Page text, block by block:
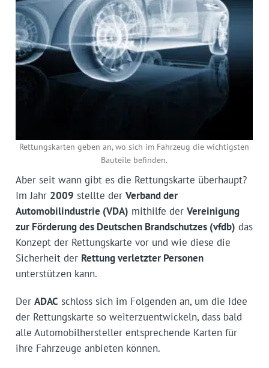
Rettungskarten geben an, wo sich im Fahrzeug die wichtigsten
Bauteile befinden.
Aber seit wann gibt es die Rettungskarte überhaupt?
Im Jahr 2009 stellte der Verband der
Automobilindustrie (VDA) mithilfe der Vereinigung
zur Förderung des Deutschen Brandschutzes (vfdb) das
Konzept der Rettungskarte vor und wie diese die
Sicherheit der Rettung verletzter Personen
unterstützen kann.
Der ADAC schloss sich im Folgenden an, um die Idee
der Rettungskarte so weiterzuentwickeln, dass bald
alle Automobilhersteller entsprechende Karten für
ihre Fahrzeuge anbieten können.